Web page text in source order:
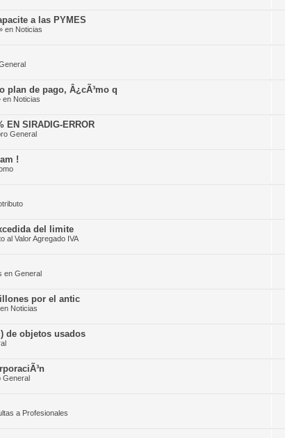
a las PYMES
en Noticias
plan de pago, Â¿cÃ³mo q
en Noticias
EN SIRADIG-ERROR
General
!
del limite
al Valor Agregado IVA
en General
por el antic
Noticias
de objetos usados
General
a Profesionales